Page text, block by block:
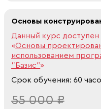
Основы
Данный курс
«Основы
использованием
"Базис"»
Срок обучения: 60
55 000 ₽